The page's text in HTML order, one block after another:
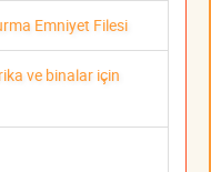
Emniyet Filesi
ve binalar için